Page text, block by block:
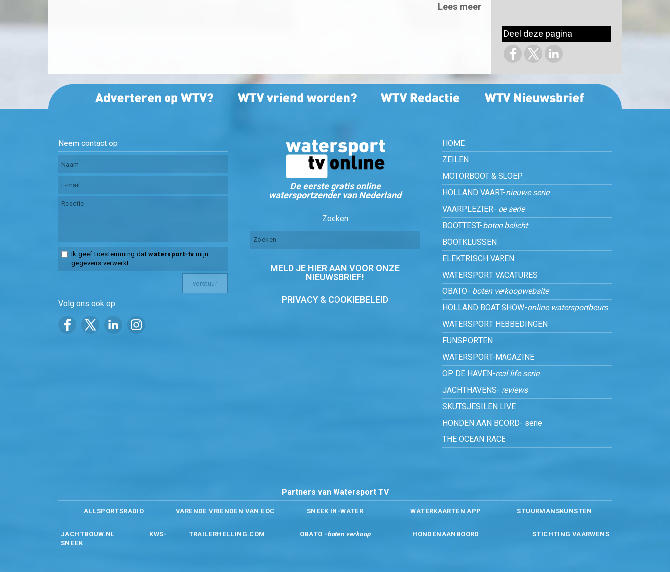
Lees meer
Deel deze pagina
Neem contact op
Ik geef toestemming datwatersport-tv mijn
gegevens verwerkt.
Volg ons ook op
De eerste gratis online
watersportzender van Nederland
Zoeken
MELD JE HIER AAN VOOR ONZE
NIEUWSBRIEF!
PRIVACY & COOKIEBELEID
HOME
ZEILEN
MOTORBOOT & SLOEP
HOLLAND VAART-nieuwe serie
VAARPLEZIER- de serie
BOOTTEST-boten belicht
BOOTKLUSSEN
ELEKTRISCH VAREN
WATERSPORT VACATURES
OBATO- boten verkoopwebsite
HOLLAND BOAT SHOW-online watersportbeurs
WATERSPORT HEBBEDINGEN
FUNSPORTEN
WATERSPORT-MAGAZINE
OP DE HAVEN-real life serie
JACHTHAVENS- reviews
SKUTSJESILEN LIVE
HONDEN AAN BOORD- serie
THE OCEAN RACE
Partners van Watersport TV
ALLSPORTSRADIO VARENDE VRIENDEN VAN EOC SNEEK IN-WATER WATERKAARTEN APP STUURMANSKUNSTEN
JACHTBOUW.NL
KWS-
SNEEK
TRAILERHELLING.COM OBATO -boten verkoop HONDENAANBOORD STICHTING VAARWENS